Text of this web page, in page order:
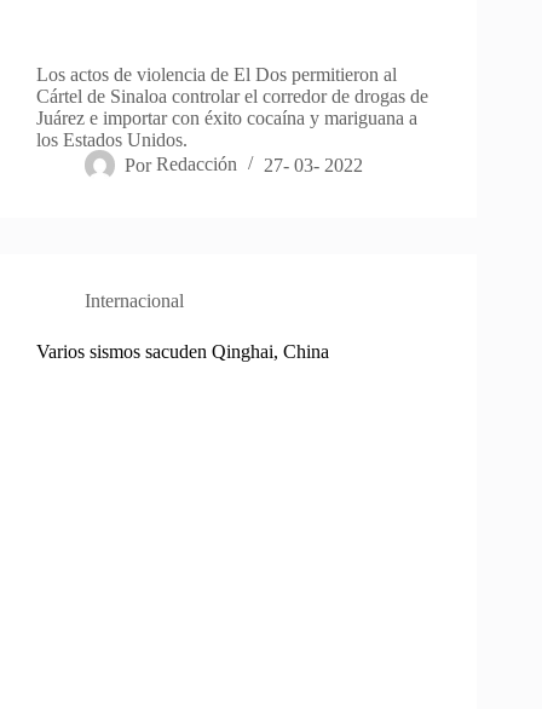
Los actos de violencia de El Dos permitieron al
Cártel de Sinaloa controlar el corredor de drogas de
Juárez e importar con éxito cocaína y mariguana a
los Estados Unidos.
Por Redacción 27- 03- 2022
Internacional
Varios sismos sacuden Qinghai, China